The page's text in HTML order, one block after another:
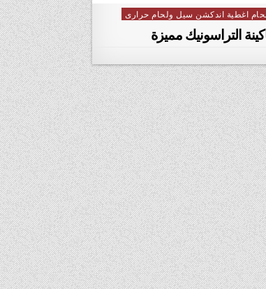
اغطية اندكشن سيل ولحام حرارى
التراسونيك مميزة